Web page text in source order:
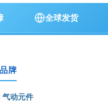
全球发货
牌
气动元件